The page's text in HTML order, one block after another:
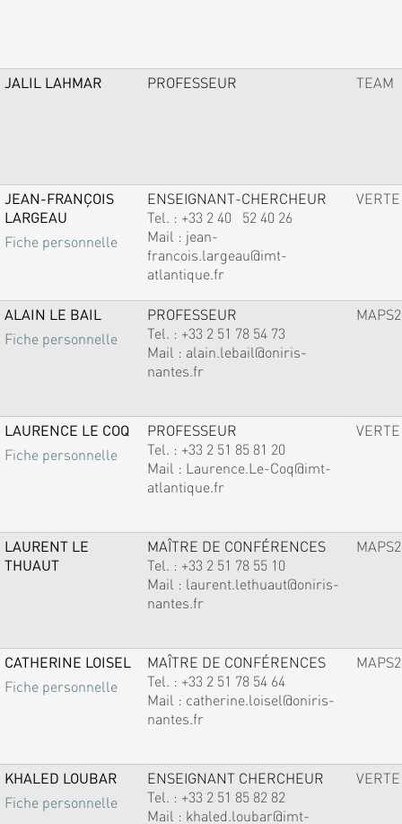
JALIL LAHMAR PROFESSEUR TEAM
JEAN-FRANÇOIS
LARGEAU
Fiche personnelle
ENSEIGNANT-CHERCHEUR
Tel. : +33 2 40 52 40 26
Mail : jean-
francois.largeau@imt-
atlantique.fr
VERTE
ALAIN LE BAIL
Fiche personnelle
PROFESSEUR
Tel. : +33 2 51 78 54 73
Mail : alain.lebail@oniris-
nantes.fr
MAPS2
LAURENCE LE COQ
Fiche personnelle
PROFESSEUR
Tel. : +33 2 51 85 81 20
Mail : Laurence.Le-Coq@imt-
atlantique.fr
VERTE
LAURENT LE
THUAUT
MAÎTRE DE CONFÉRENCES
Tel. : +33 2 51 78 55 10
Mail : laurent.lethuaut@oniris-
nantes.fr
MAPS2
CATHERINE LOISEL
Fiche personnelle
MAÎTRE DE CONFÉRENCES
Tel. : +33 2 51 78 54 64
Mail : catherine.loisel@oniris-
nantes.fr
MAPS2
KHALED LOUBAR
Fiche personnelle
ENSEIGNANT CHERCHEUR
Tel. : +33 2 51 85 82 82
Mail : khaled.loubar@imt-
VERTE